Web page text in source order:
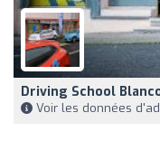
Driving School
Voir les données